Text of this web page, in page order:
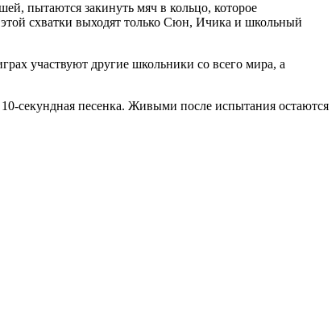
пытаются закинуть мяч в кольцо, которое
схватки выходят только Сюн, Ичика и школьный
участвуют другие школьники со всего мира, а
секундная песенка. Живыми после испытания остаются